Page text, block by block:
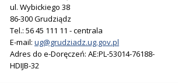
ul. Wybickiego 38
86-300 Grudziądz
Tel.: 56 45 111 11 - centrala
E-mail: ug@grudziadz.ug.gov.pl
Adres do e-Doręczeń: AE:PL-53014-76188-
HDIJB-32